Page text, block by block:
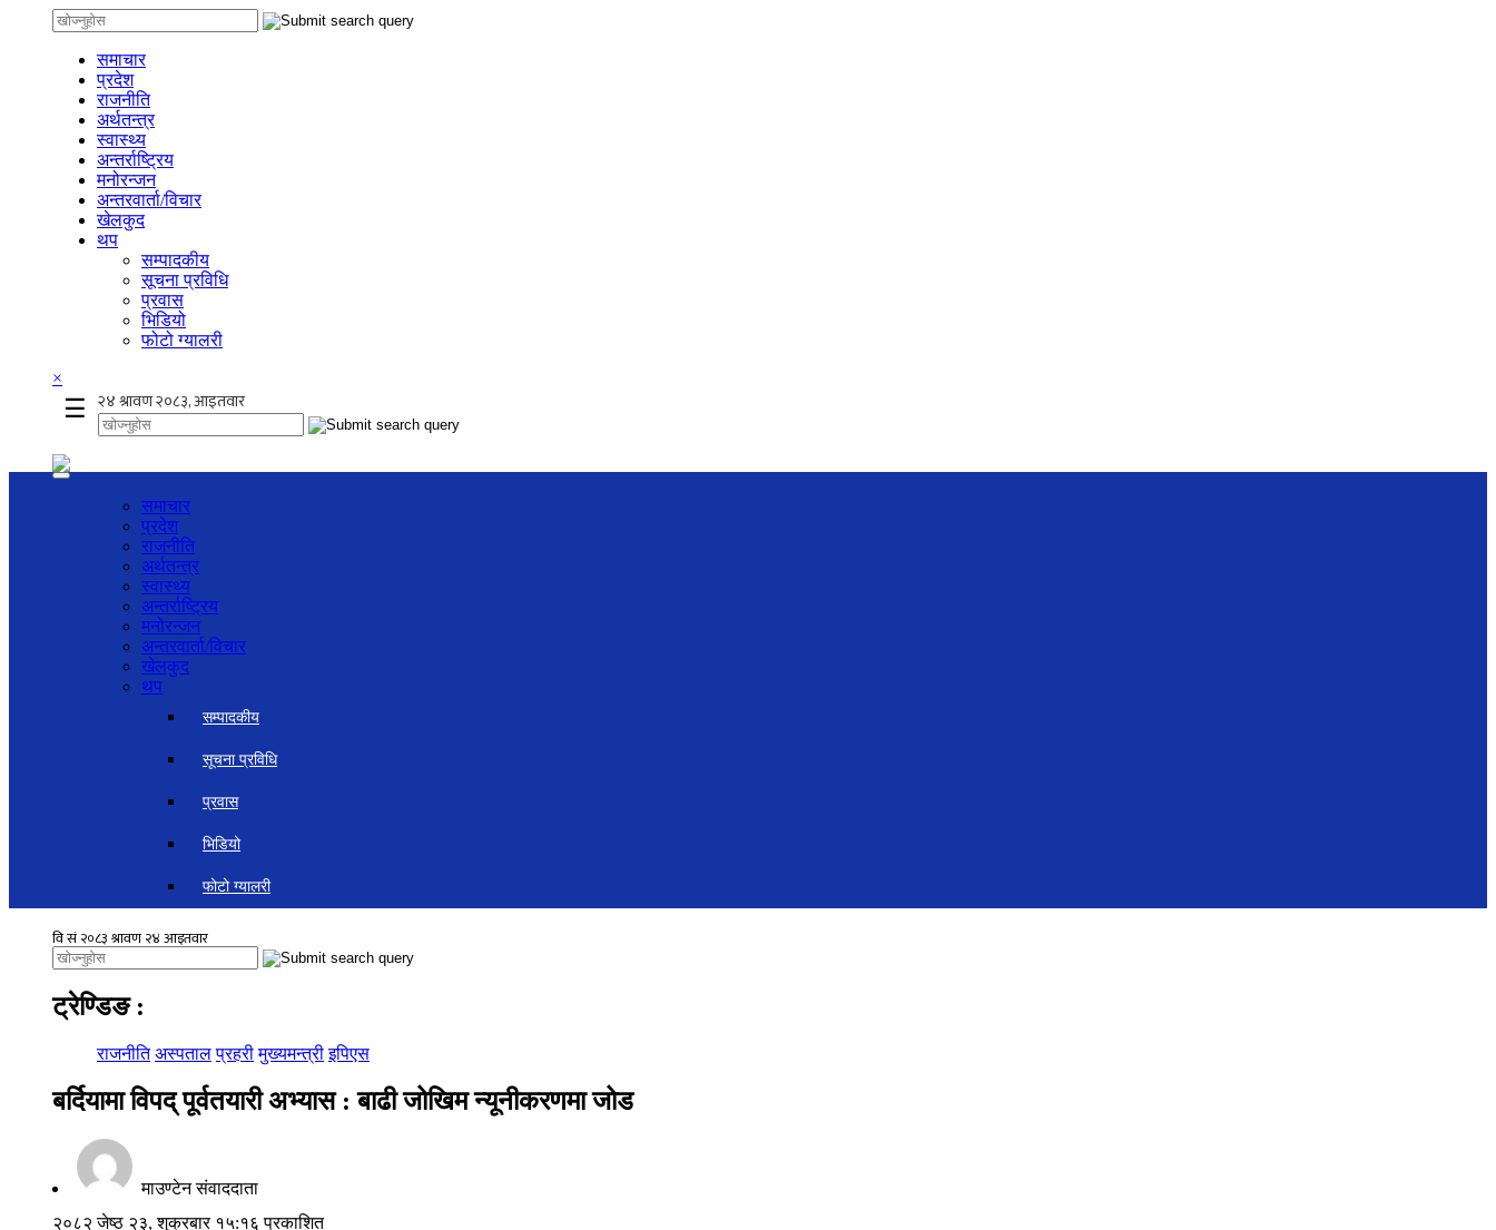
समाचार
प्रदेश
राजनीति
अर्थतन्त्र
स्वास्थ्य
अन्तर्राष्ट्रिय
मनोरन्जन
अन्तरवार्ता/विचार
खेलकुद
थप
सम्पादकीय
सूचना प्रविधि
प्रवास
भिडियो
फोटो ग्यालरी
×
☰
समाचार
प्रदेश
राजनीति
अर्थतन्त्र
स्वास्थ्य
अन्तर्राष्ट्रिय
मनोरन्जन
अन्तरवार्ता/विचार
खेलकुद
थप
सम्पादकीय
सूचना प्रविधि
प्रवास
भिडियो
फोटो ग्यालरी
ट्रेण्डिङ :
राजनीति अस्पताल प्रहरी मुख्यमन्त्री इपिएस
बर्दियामा विपद् पूर्वतयारी अभ्यास : बाढी जोखिम न्यूनीकरणमा जोड
माउण्टेन संवाददाता
२०८२ जेष्ठ २३, शुक्रबार १५:१६ प्रकाशित